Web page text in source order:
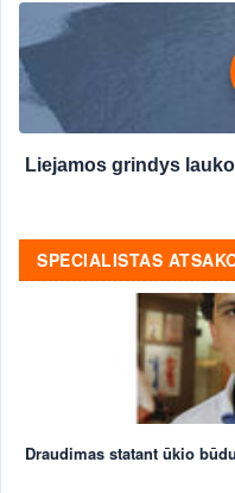
Liejamos grindys
SPECIALISTAS
Draudimas statant ūkio būdu